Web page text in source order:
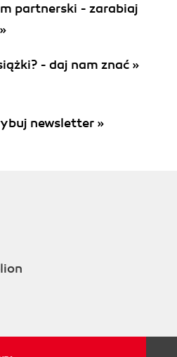
partnerski - zarabiaj
- daj nam znać »
newsletter »